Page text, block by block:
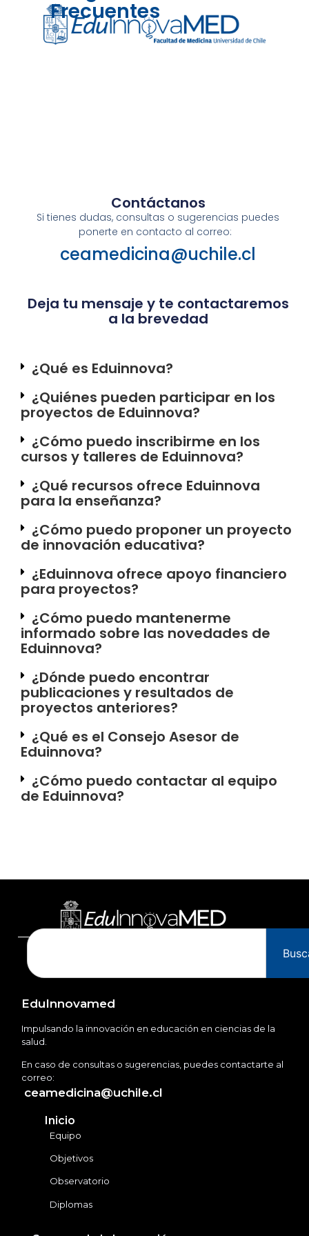
Frecuentes
Contáctanos
Si tienes dudas, consultas o sugerencias puedes
ponerte en contacto al correo:
ceamedicina@uchile.cl
Deja tu mensaje y te contactaremos
a la brevedad
¿Qué es Eduinnova?
¿Quiénes pueden participar en los
proyectos de Eduinnova?
¿Cómo puedo inscribirme en los
cursos y talleres de Eduinnova?
¿Qué recursos ofrece Eduinnova
para la enseñanza?
¿Cómo puedo proponer un proyecto
de innovación educativa?
¿Eduinnova ofrece apoyo financiero
para proyectos?
¿Cómo puedo mantenerme
informado sobre las novedades de
Eduinnova?
¿Dónde puedo encontrar
publicaciones y resultados de
proyectos anteriores?
¿Qué es el Consejo Asesor de
Eduinnova?
¿Cómo puedo contactar al equipo
de Eduinnova?
EduInnovamed
Impulsando la innovación en educación en ciencias de la
salud.
En caso de consultas o sugerencias, puedes contactarte al
correo:
ceamedicina@uchile.cl
Inicio
Equipo
Objetivos
Observatorio
Diplomas